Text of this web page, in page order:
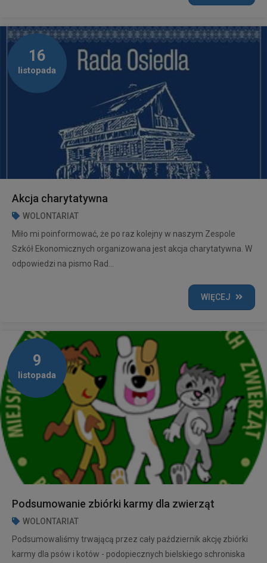
16
listopada
Akcja charytatywna
WOLONTARIAT
Miło mi poinformować, że po raz kolejny w naszym Zespole
Szkół Ekonomicznych organizowana jest akcja charytatywna. W
odpowiedzi na pismo Rad...
WIĘCEJ
9
listopada
Podsumowanie zbiórki karmy dla zwierząt
WOLONTARIAT
Podsumowaliśmy trwającą przez cały październik akcję zbiórki
karmy dla psów i kotów - podopiecznych bielskiego schroniska